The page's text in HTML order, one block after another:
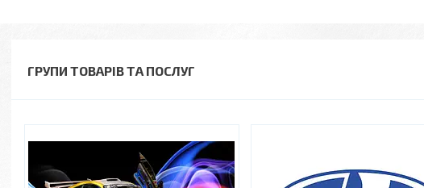
ГРУПИ ТОВАРІВ ТА ПОСЛУГ